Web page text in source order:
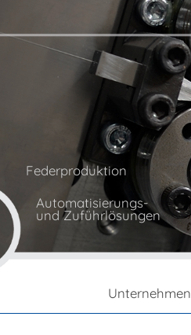
Federproduktion
Automatisierungs-
und Zuführlösungen
Unternehmen